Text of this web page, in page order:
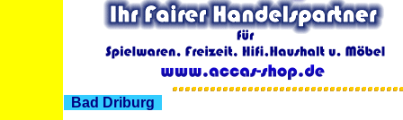
Bad Driburg